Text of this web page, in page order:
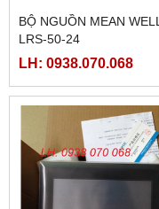
BỘ NGUỒN MEAN WELL
LRS-50-24
LH: 0938.070.068